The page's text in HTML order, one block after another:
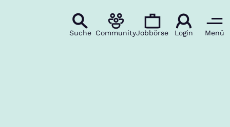
Suche CommunityJobbörse Login Menü